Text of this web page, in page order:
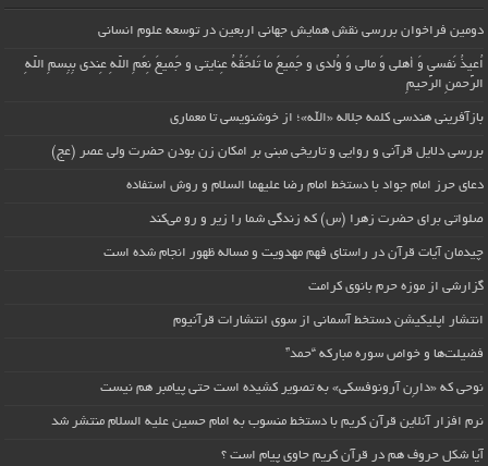
دومین فراخوان بررسی نقش همایش جهانی اربعین در توسعه علوم انسانی
اُعیذُ نَفسی وَ أهلی وَ مالی وَ وُلدی و جَمیعَ ما تَلحَقُهُ عِنایتی و جَمیعَ نِعَمِ اللّهِ عِندی بِبِسمِ اللّهِ
الرَّحمنِ الرَّحیمِ
بازآفرینی هندسی کلمه جلاله «الله»؛ از خوشنویسی تا معماری
بررسی دلایل قرآنی و روایی و تاریخی مبنی بر امکان زن بودن حضرت ولی عصر (عج)
دعای حرز امام جواد با دستخط امام رضا علیهما السلام و روش استفاده
صلواتی برای حضرت زهرا (س) که زندگی شما را زیر و رو می‌کند
چیدمان آیات قرآن در راستای فهم مهدویت و مساله ظهور انجام شده است
گزارشی از موزه حرم بانوی کرامت
انتشار اپلیکیشن دستخط آسمانی از سوی انتشارات قرآنیوم
فضیلت‌ها و خواص سوره مبارکه “حمد”
نوحی که «دارِن آرونوفسکی» به تصویر کشیده است حتی پیامبر هم نیست
نرم افزار آنلاین قرآن کریم با دستخط منسوب به امام حسین علیه السلام منتشر شد
آیا شکل حروف هم در قرآن کریم حاوی پیام است ؟